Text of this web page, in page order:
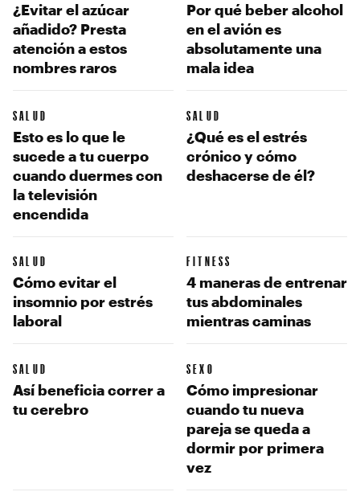
¿Evitar el azúcar
añadido? Presta
atención a estos
nombres raros
Por qué beber alcohol
en el avión es
absolutamente una
mala idea
SALUD
Esto es lo que le
sucede a tu cuerpo
cuando duermes con
la televisión
encendida
SALUD
¿Qué es el estrés
crónico y cómo
deshacerse de él?
SALUD
Cómo evitar el
insomnio por estrés
laboral
FITNESS
4 maneras de entrenar
tus abdominales
mientras caminas
SALUD
Así beneficia correr a
tu cerebro
SEXO
Cómo impresionar
cuando tu nueva
pareja se queda a
dormir por primera
vez